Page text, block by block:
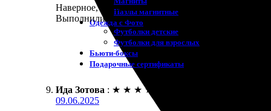
Пазлы магнитные
Одежда с Фото
Футболки детские
Футболки для взрослых
Бьюти-боксы
Подарочные сертификаты
Наверное, не ожидала, что все пройдет так легко.
Выполнили все точно по моим пожеланиям,
Ида Зотова : ★ ★ ★ ★
09.06.2025